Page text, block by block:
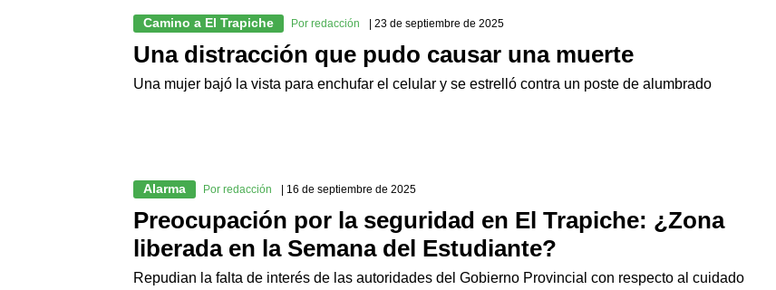
Camino a El Trapiche Por redacción | 23 de septiembre de 2025
Una distracción que pudo causar una muerte
Una mujer bajó la vista para enchufar el celular y se estrelló contra un poste de alumbrado
Alarma Por redacción | 16 de septiembre de 2025
Preocupación por la seguridad en El Trapiche: ¿Zona
liberada en la Semana del Estudiante?
Repudian la falta de interés de las autoridades del Gobierno Provincial con respecto al cuidado